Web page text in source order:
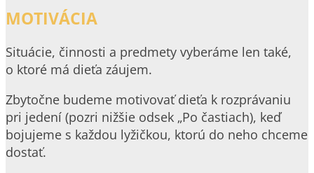
MOTIVÁCIA
Situácie, činnosti a predmety vyberáme len také,
o ktoré má dieťa záujem.
Zbytočne budeme motivovať dieťa k rozprávaniu
pri jedení (pozri nižšie odsek „Po častiach), keď
bojujeme s každou lyžičkou, ktorú do neho chceme
dostať.